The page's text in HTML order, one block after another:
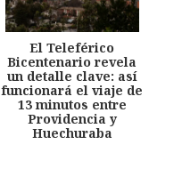
El Teleférico
Bicentenario revela
un detalle clave: así
funcionará el viaje de
13 minutos entre
Providencia y
Huechuraba